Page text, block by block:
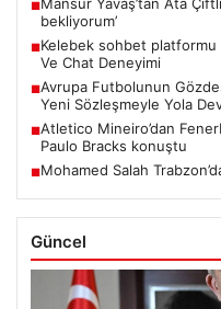
■
bekliyorum’
■Kelebek sohbet platformu
Ve Chat Deneyimi
■Avrupa Futbolunun
Yeni Sözleşmeyle Yola
■Atletico Mineiro’dan
Paulo Bracks konuştu
■Mohamed Salah
Güncel